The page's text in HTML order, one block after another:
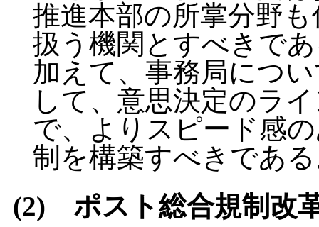
推進本部の所掌分野
扱う機関とすべきで
加えて、事務局につ
して、意思決定のラ
で、よりスピード感
制を構築すべきであ
(2) ポスト総合規制改